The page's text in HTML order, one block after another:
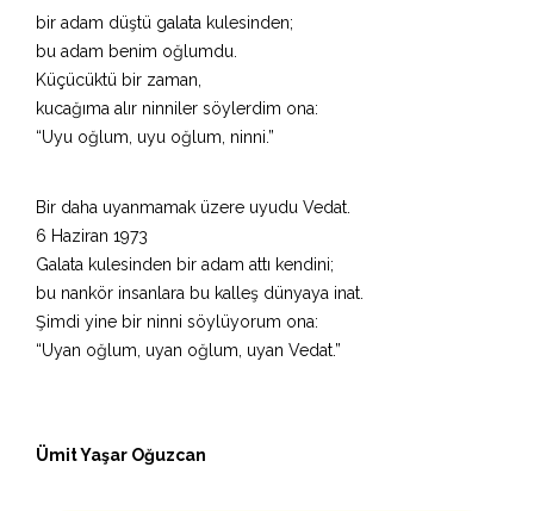
bir adam düştü galata kulesinden;
bu adam benim oğlumdu.
Küçücüktü bir zaman,
kucağıma alır ninniler söylerdim ona:
“Uyu oğlum, uyu oğlum, ninni.”
Bir daha uyanmamak üzere uyudu Vedat.
6 Haziran 1973
Galata kulesinden bir adam attı kendini;
bu nankör insanlara bu kalleş dünyaya inat.
Şimdi yine bir ninni söylüyorum ona:
“Uyan oğlum, uyan oğlum, uyan Vedat.”
Ümit Yaşar Oğuzcan